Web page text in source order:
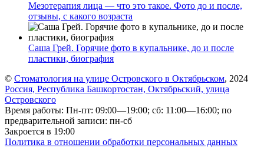
Мезотерапия лица — что это такое. Фото до и после,
отзывы, с какого возраста
Саша Грей. Горячие фото в купальнике, до и после
пластики, биография
© Стоматология на улице Островского в Октябрьском, 2024
Россия, Республика Башкортостан, Октябрьский, улица
Островского
Время работы: Пн-пт: 09:00—19:00; сб: 11:00—16:00; по
предварительной записи: пн-сб
Закроется в 19:00
Политика в отношении обработки персональных данных